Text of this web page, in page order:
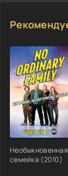
Необыкновенная
семейка (2010)